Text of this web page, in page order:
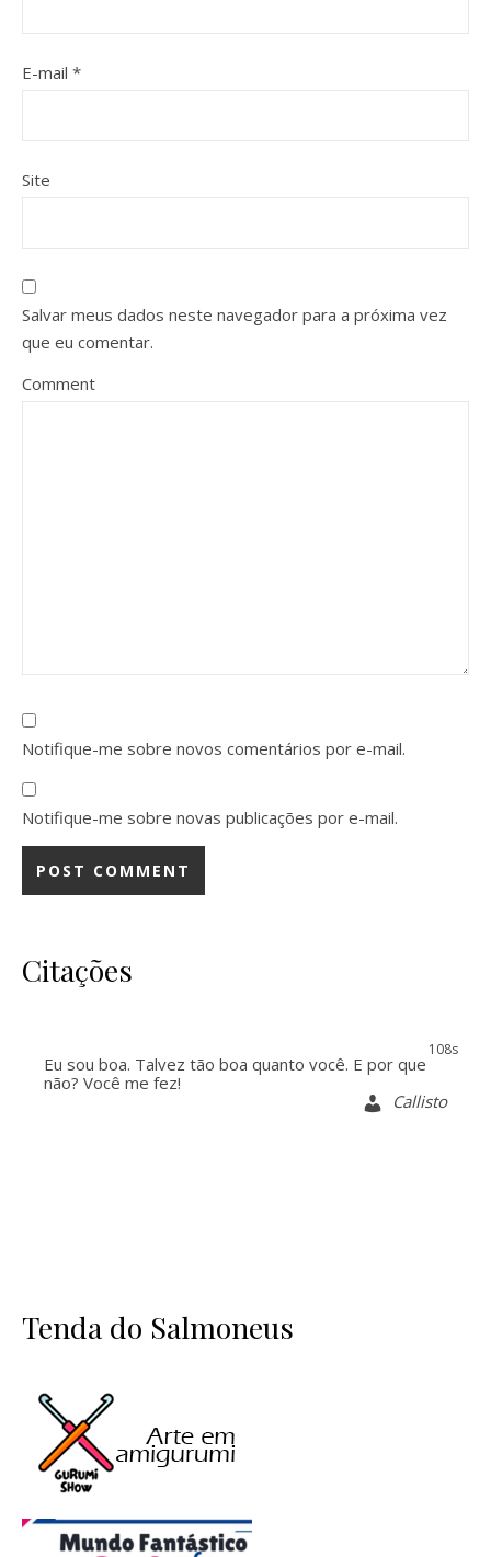
E-mail *
Site
Salvar meus dados neste navegador para a próxima vez
que eu comentar.
Comment
Notifique-me sobre novos comentários por e-mail.
Notifique-me sobre novas publicações por e-mail.
Citações
107s
Eu sou boa. Talvez tão boa quanto você. E por que
não? Você me fez!
Callisto
Tenda do Salmoneus